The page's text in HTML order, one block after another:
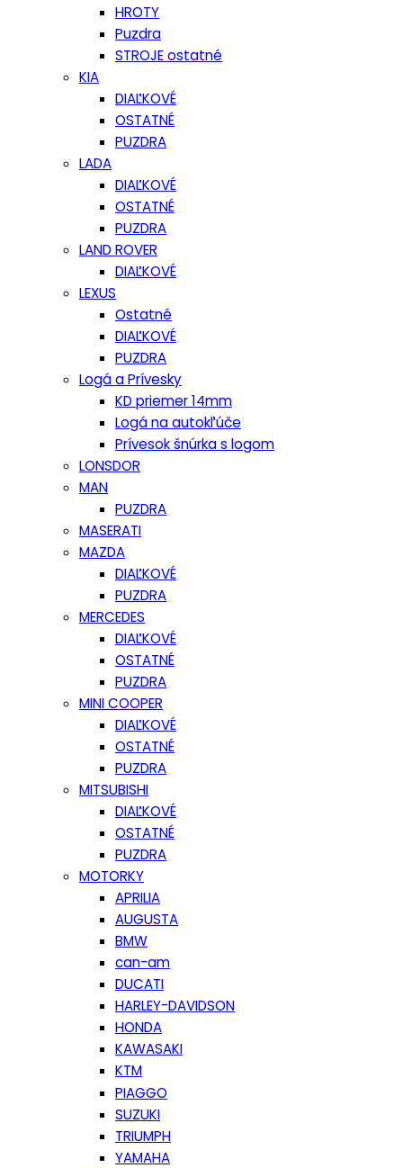
HROTY
Puzdra
STROJE ostatné
KIA
DIAĽKOVÉ
OSTATNÉ
PUZDRA
LADA
DIAĽKOVÉ
OSTATNÉ
PUZDRA
LAND ROVER
DIAĽKOVÉ
LEXUS
Ostatné
DIAĽKOVÉ
PUZDRA
Logá a Prívesky
KD priemer 14mm
Logá na autokľúče
Prívesok šnúrka s logom
LONSDOR
MAN
PUZDRA
MASERATI
MAZDA
DIAĽKOVÉ
PUZDRA
MERCEDES
DIAĽKOVÉ
OSTATNÉ
PUZDRA
MINI COOPER
DIAĽKOVÉ
OSTATNÉ
PUZDRA
MITSUBISHI
DIAĽKOVÉ
OSTATNÉ
PUZDRA
MOTORKY
APRILIA
AUGUSTA
BMW
can-am
DUCATI
HARLEY-DAVIDSON
HONDA
KAWASAKI
KTM
PIAGGO
SUZUKI
TRIUMPH
YAMAHA